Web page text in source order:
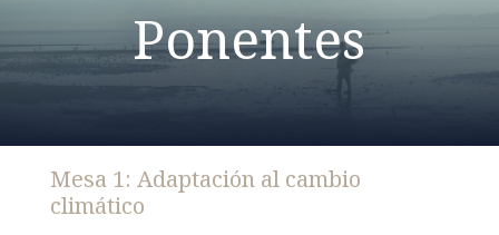
Ponentes
Mesa 1: Adaptación al cambio
climático